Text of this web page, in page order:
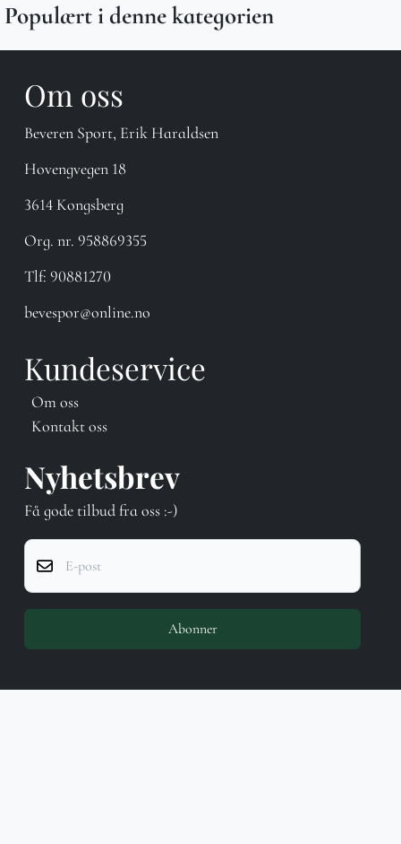
Populært i denne kategorien
Om oss
Beveren Sport, Erik Haraldsen
Hovengvegen 18
3614 Kongsberg
Org. nr. 958869355
Tlf: 90881270
bevespor@online.no
Kundeservice
Om oss
Kontakt oss
Nyhetsbrev
Få gode tilbud fra oss :-)
E-post
Abonner